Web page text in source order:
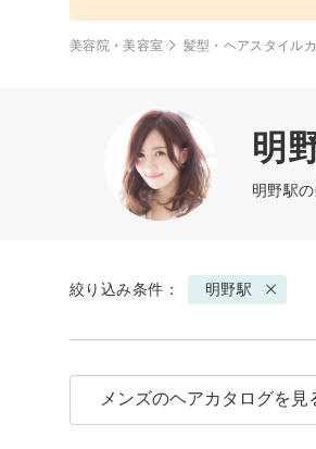
美容院・美容室 髪型・ヘアスタイル
明
明野駅
絞り込み条件： 明野駅
メンズのヘアカタログを見